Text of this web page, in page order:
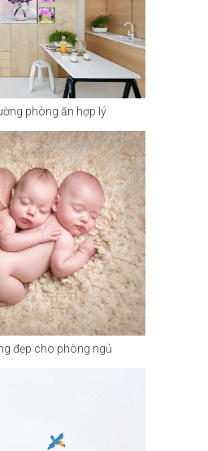
phòng ăn hợp lý
đẹp cho phòng ngủ